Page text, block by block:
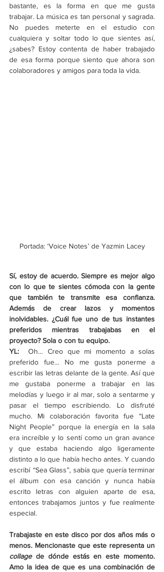
bastante, es la forma en que me gusta
trabajar. La música es tan personal y sagrada.
No puedes meterte en el estudio con
cualquiera y soltar todo lo que sientes así,
¿sabes? Estoy contenta de haber trabajado
de esa forma porque siento que ahora son
colaboradores y amigos para toda la vida.
Portada: ‘Voice Notes’ de Yazmin Lacey
Sí, estoy de acuerdo. Siempre es mejor algo
con lo que te sientes cómoda con la gente
que también te transmite esa confianza.
Además de crear lazos y momentos
inolvidables. ¿Cuál fue uno de tus instantes
preferidos mientras trabajabas en el
proyecto? Sola o con tu equipo.
YL: Oh… Creo que mi momento a solas
preferido fue… No me gusta ponerme a
escribir las letras delante de la gente. Así que
me gustaba ponerme a trabajar en las
melodías y luego ir al mar, solo a sentarme y
pasar el tiempo escribiendo. Lo disfruté
mucho. Mi colaboración favorita fue “Late
Night People” porque la energía en la sala
era increíble y lo sentí como un gran avance
y que estaba haciendo algo ligeramente
distinto a lo que había hecho antes. Y cuando
escribí “Sea Glass”, sabía que quería terminar
el álbum con esa canción y nunca había
escrito letras con alguien aparte de esa,
entonces trabajamos juntos y fue realmente
especial.
Trabajaste en este disco por dos años más o
collage de dónde estás en este momento.
Amo la idea de que es una combinación de